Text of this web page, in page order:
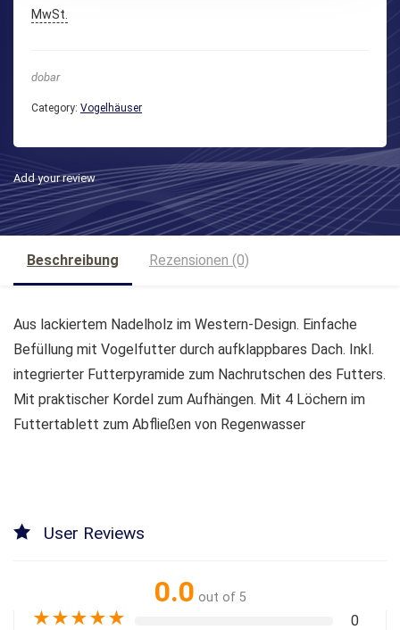
MwSt.
dobar
Category: Vogelhäuser
Add your review
Beschreibung Rezensionen (0)
Aus lackiertem Nadelholz im Western-Design. Einfache
Befüllung mit Vogelfutter durch aufklappbares Dach. Inkl.
integrierter Futterpyramide zum Nachrutschen des Futters.
Mit praktischer Kordel zum Aufhängen. Mit 4 Löchern im
Futtertablett zum Abfließen von Regenwasser
User Reviews
0.0 out of 5
★★★★★ 0